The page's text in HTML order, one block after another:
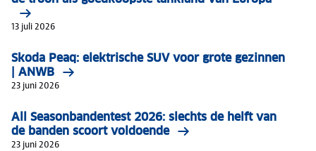
13 juli 2026
Skoda Peaq: elektrische SUV voor grote gezinnen
| ANWB
23 juni 2026
All Seasonbandentest 2026: slechts de helft van
de banden scoort voldoende
23 juni 2026